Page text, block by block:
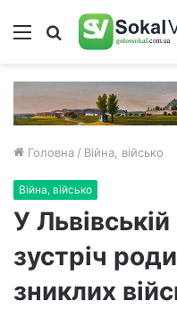
Меню Пошук
Головна / Війна, військо
Війна, військо
У
зустріч
зниклих